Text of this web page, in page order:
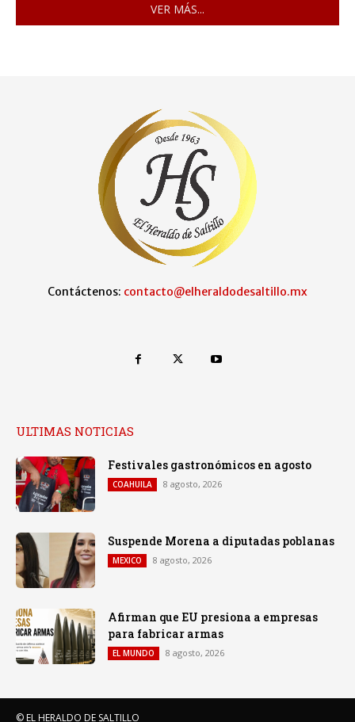
VER MÁS...
Contáctenos: contacto@elheraldodesaltillo.mx
ULTIMAS NOTICIAS
Festivales gastronómicos en agosto
COAHUILA 8 agosto, 2026
Suspende Morena a diputadas poblanas
MEXICO 8 agosto, 2026
Afirman que EU presiona a empresas
para fabricar armas
EL MUNDO 8 agosto, 2026
© EL HERALDO DE SALTILLO